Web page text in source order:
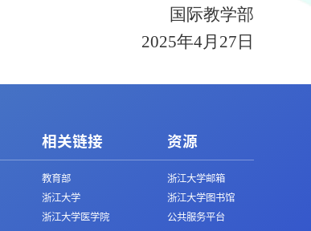
国际教学部
2025年4月27日
相关链接
教育部
浙江大学
浙江大学医学院
资源
浙江大学邮箱
浙江大学图书馆
公共服务平台